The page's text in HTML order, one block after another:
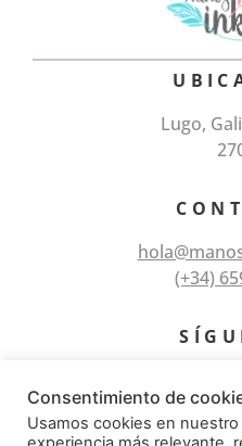
Lugo,
(+34)
Consentimiento de
Usamos cookies en